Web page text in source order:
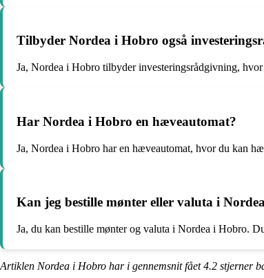
Tilbyder Nordea i Hobro også
Ja, Nordea i Hobro tilbyder investeringsrådgivning,
Har Nordea i Hobro en hæveautomat?
Ja, Nordea i Hobro har en hæveautomat, hvor du kan
Kan jeg bestille mønter eller valuta i
Ja, du kan bestille mønter og valuta i Nordea i Hobro.
Artiklen Nordea i Hobro har i gennemsnit fået4.2 stjerner